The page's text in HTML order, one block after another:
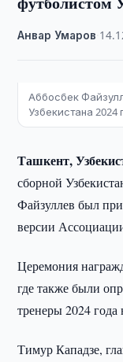
Анвар Умаров
Аббосбек
Узбекистана 2024
Ташкент,
сборной
Файзуллев был
версии
Церемония
где также были
тренеры 2024 года
Тимур Кападзе,